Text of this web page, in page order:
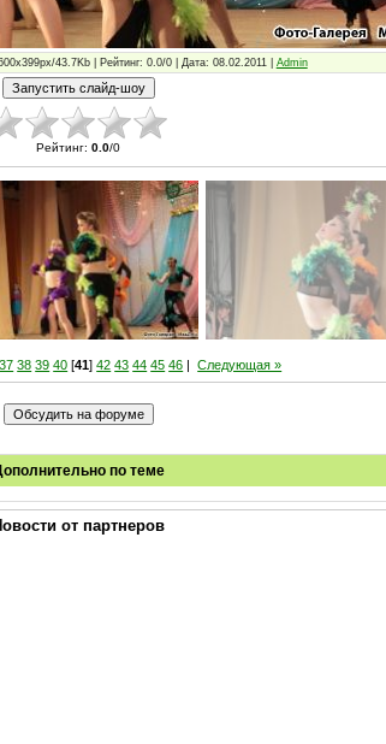
43.7Kb | Рейтинг: 0.0/0 | Дата: 08.02.2011 | Admin
Рейтинг: 0.0/0
37 38 39 40 [41]42 43 44 45 46 |Следующая »
по теме
от партнеров